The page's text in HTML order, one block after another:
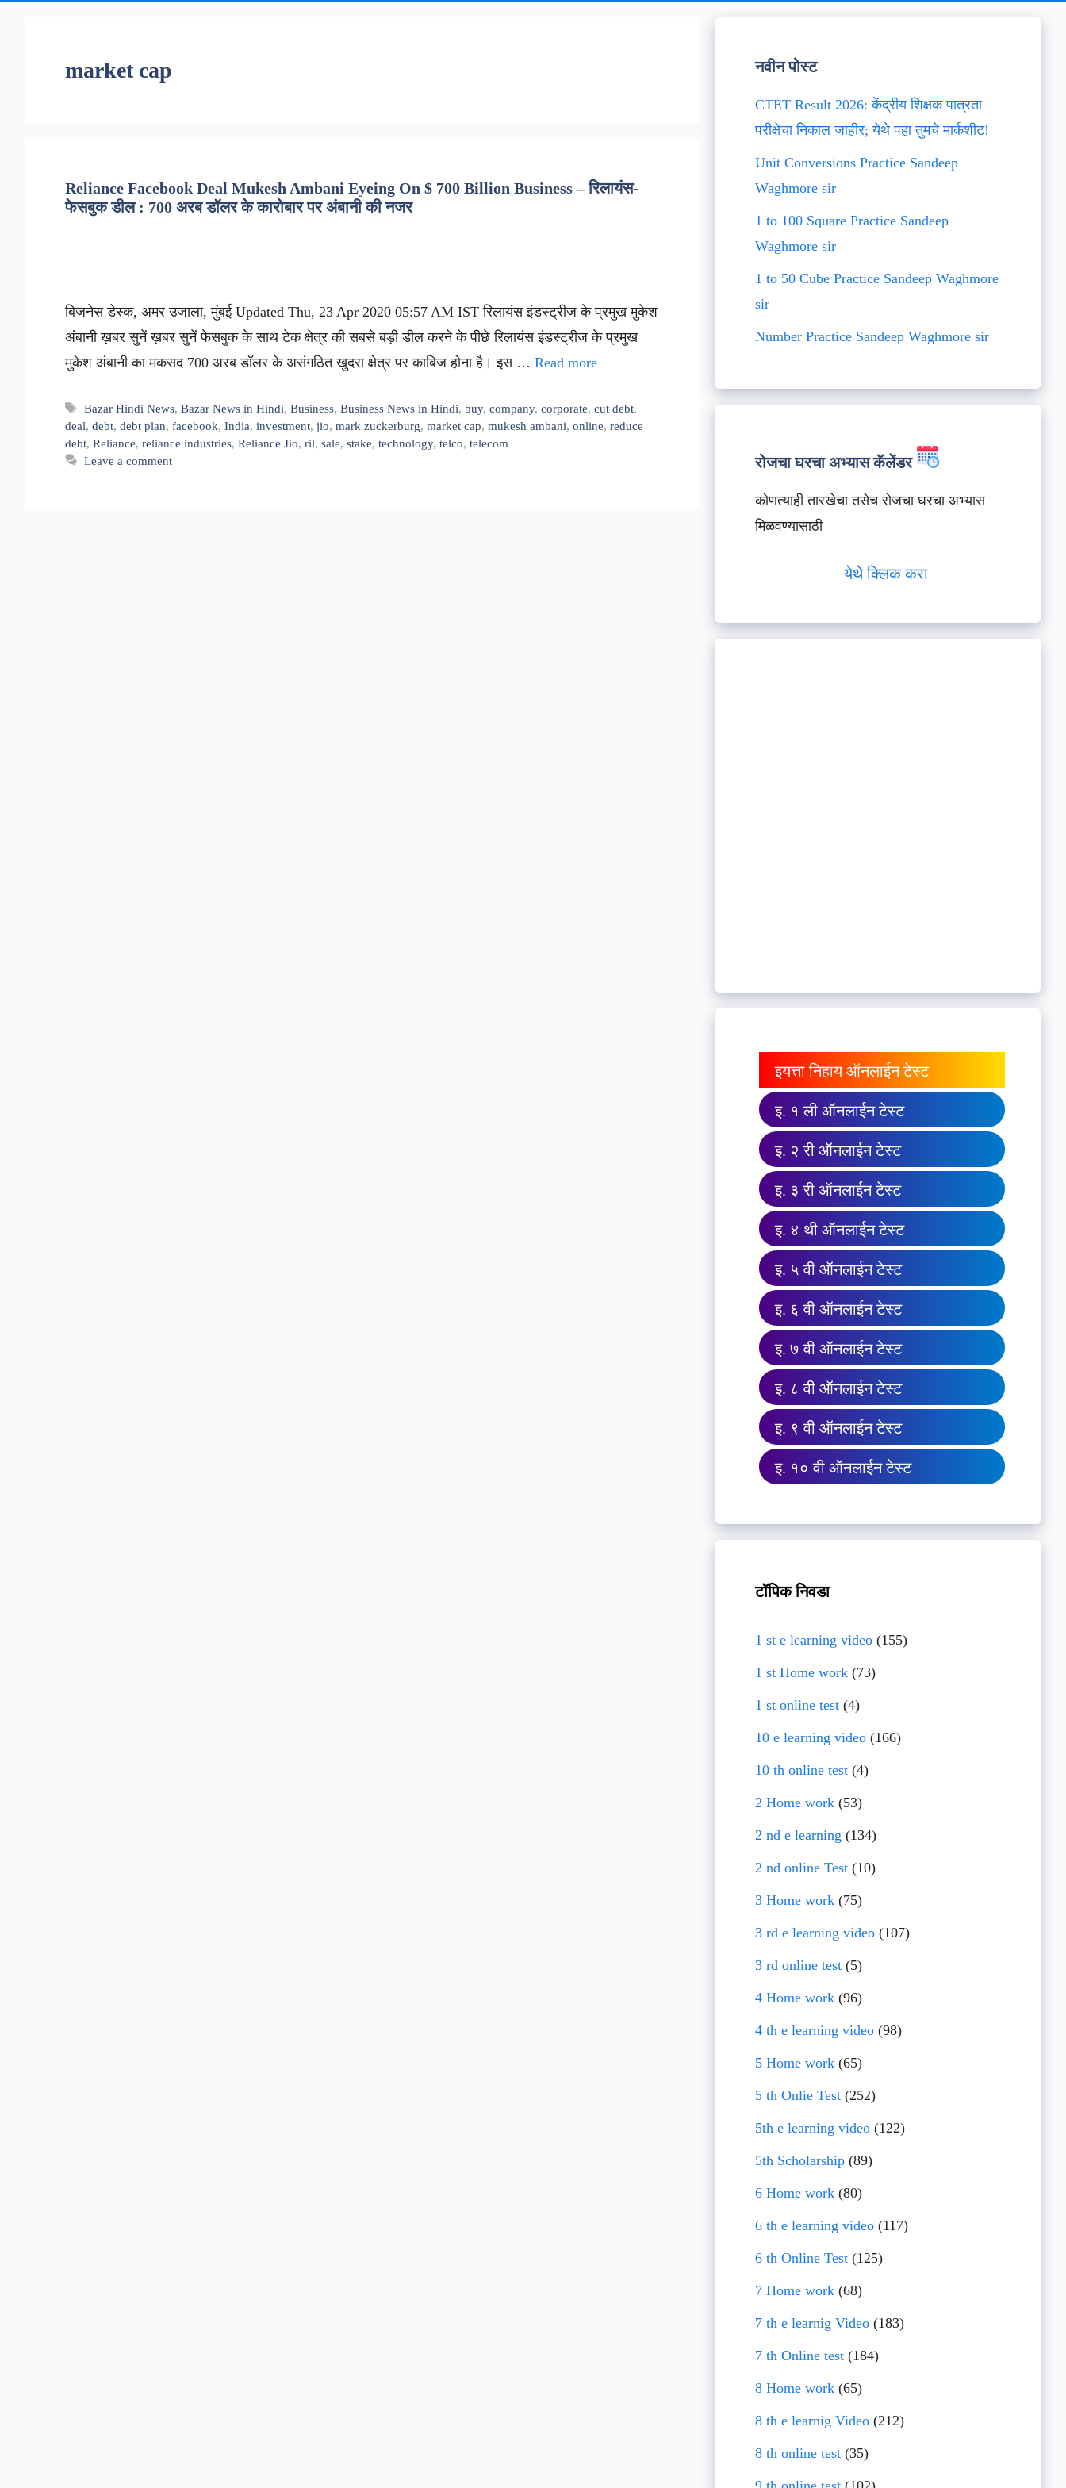
market cap
Reliance Facebook Deal Mukesh Ambani Eyeing On $ 700 Billion Business – रिलायंस-
फेसबुक डील : 700 अरब डॉलर के कारोबार पर अंबानी की नजर
बिजनेस डेस्क, अमर उजाला, मुंबई Updated Thu, 23 Apr 2020 05:57 AM IST रिलायंस इंडस्ट्रीज के प्रमुख मुकेश
अंबानी ख़बर सुनें ख़बर सुनें फेसबुक के साथ टेक क्षेत्र की सबसे बड़ी डील करने के पीछे रिलायंस इंडस्ट्रीज के प्रमुख
मुकेश अंबानी का मकसद 700 अरब डॉलर के असंगठित खुदरा क्षेत्र पर काबिज होना है। इस … Read more
Tags
Bazar Hindi News,Bazar News in Hindi,Business,Business News in Hindi,buy,company,corporate,cut debt,
deal, debt, debt plan, facebook, India, investment, jio, mark zuckerburg, market cap, mukesh ambani, online, reduce
debt, Reliance, reliance industries, Reliance Jio, ril, sale, stake, technology, telco, telecom
Leave a comment
नवीन पोस्ट
CTET Result 2026: केंद्रीय शिक्षक पात्रता
परीक्षेचा निकाल जाहीर; येथे पहा तुमचे मार्कशीट!
Unit Conversions Practice Sandeep
Waghmore sir
1 to 100 Square Practice Sandeep
Waghmore sir
1 to 50 Cube Practice Sandeep Waghmore
sir
Number Practice Sandeep Waghmore sir
रोजचा घरचा अभ्यास कॅलेंडर
कोणत्याही तारखेचा तसेच रोजचा घरचा अभ्यास
मिळवण्यासाठी
येथे क्लिक करा
इयत्ता निहाय ऑनलाईन टेस्ट
इ. १ ली ऑनलाईन टेस्ट
इ. २ री ऑनलाईन टेस्ट
इ. ३ री ऑनलाईन टेस्ट
इ. ४ थी ऑनलाईन टेस्ट
इ. ५ वी ऑनलाईन टेस्ट
इ. ६ वी ऑनलाईन टेस्ट
इ. ७ वी ऑनलाईन टेस्ट
इ. ८ वी ऑनलाईन टेस्ट
इ. ९ वी ऑनलाईन टेस्ट
इ. १० वी ऑनलाईन टेस्ट
टॉपिक निवडा
1 st e learning video(155)
1 st Home work(73)
1 st online test(4)
10 e learning video(166)
10 th online test(4)
2 Home work(53)
2 nd e learning (134)
2 nd online Test(10)
3 Home work(75)
3 rd e learning video(107)
3 rd online test(5)
4 Home work(96)
4 th e learning video(98)
5 Home work(65)
5 th Onlie Test(252)
5th e learning video(122)
5th Scholarship(89)
6 Home work(80)
6 th e learning video(117)
6 th Online Test(125)
7 Home work(68)
7 th e learnig Video(183)
7 th Online test(184)
8 Home work(65)
8 th e learnig Video(212)
8 th online test(35)